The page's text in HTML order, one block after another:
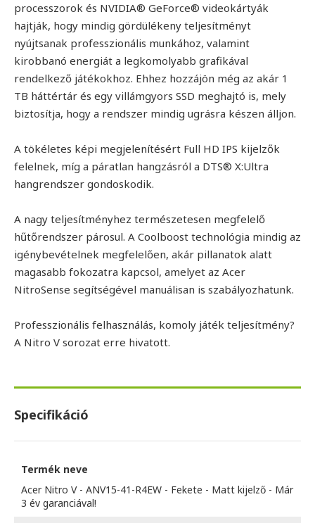
processzorok és NVIDIA® GeForce® videokártyák
hajtják, hogy mindig gördülékeny teljesítményt
nyújtsanak professzionális munkához, valamint
kirobbanó energiát a legkomolyabb grafikával
rendelkező játékokhoz. Ehhez hozzájön még az akár 1
TB háttértár és egy villámgyors SSD meghajtó is, mely
biztosítja, hogy a rendszer mindig ugrásra készen álljon.
A tökéletes képi megjelenítésért Full HD IPS kijelzők
felelnek, míg a páratlan hangzásról a DTS® X:Ultra
hangrendszer gondoskodik.
A nagy teljesítményhez természetesen megfelelő
hűtőrendszer párosul. A Coolboost technológia mindig az
igénybevételnek megfelelően, akár pillanatok alatt
magasabb fokozatra kapcsol, amelyet az Acer
NitroSense segítségével manuálisan is szabályozhatunk.
Professzionális felhasználás, komoly játék teljesítmény?
A Nitro V sorozat erre hivatott.
Specifikáció
Termék neve
Acer Nitro V - ANV15-41-R4EW - Fekete - Matt kijelző - Már
3 év garanciával!